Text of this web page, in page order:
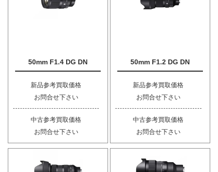
50mm F1.4 DG DN
新品参考買取価格
お問合せ下さい
中古参考買取価格
お問合せ下さい
50mm F1.2 DG DN
新品参考買取価格
お問合せ下さい
中古参考買取価格
お問合せ下さい